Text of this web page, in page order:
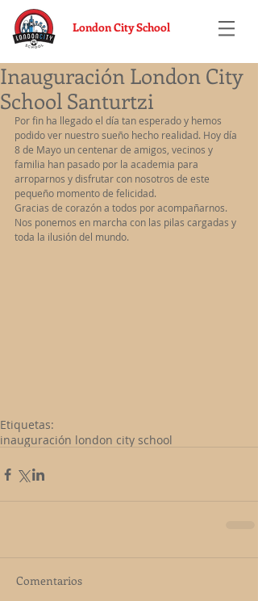
London City School
Inauguración London City
School Santurtzi
Por fin ha llegado el día tan esperado y hemos
podido ver nuestro sueño hecho realidad. Hoy día
8 de Mayo un centenar de amigos, vecinos y
familia han pasado por la academia para
arroparnos y disfrutar con nosotros de este
pequeño momento de felicidad.
Gracias de corazón a todos por acompañarnos.
Nos ponemos en marcha con las pilas cargadas y
toda la ilusión del mundo.
Etiquetas:
inauguración london city school
Comentarios